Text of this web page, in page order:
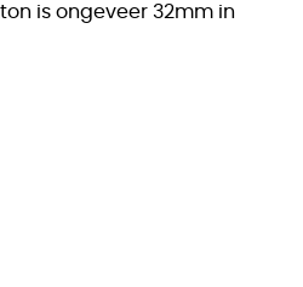
is ongeveer 32mm in